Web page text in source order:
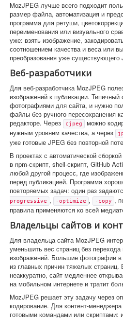
MozJPEG лучше всего подходит
размер файла, автоматизация и
программа для ретуши,
переименования или визуального
уже: взять изображение,
соотношением качества и веса или
преобразования уже существующего
Веб-разработчики
Для веб-разработчика MozJPEG
изображений к публикации.
фотографиями для сайта, и нужно
файлы без ручного пересохранения
редакторе. Через
cjpeg
можно
нужным уровнем качества, а через
уже готовые JPEG без повторной
В проектах с автоматической
в npm-скрипт, shell-скрипт, GitHub
любой другой процесс, где
перед публикацией. Программа
повторяемых задач: один раз
progressive , -optimize , -copy ,
правила применяются ко всей
Владельцы сайтов и
Для владельца сайта MozJPEG
уменьшить вес страниц без
изображений. Большие фотографии
из главных причин тяжелых
неаккуратно, сайт медленнее
на мобильном интернете и тратит
MozJPEG решает эту задачу через
кодирование. Для контент-
готовыми командами или скриптами: